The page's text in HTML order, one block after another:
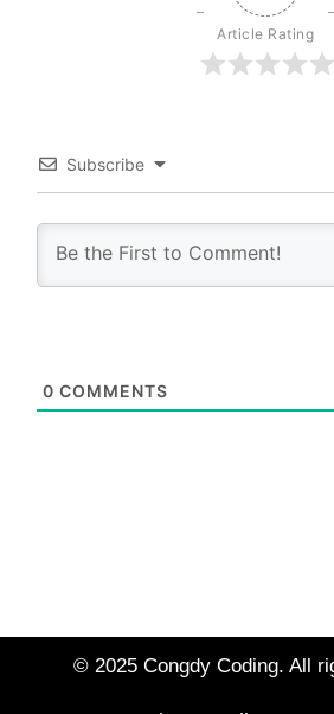
Article Rating
Subscribe
0 COMMENTS
© 2025 Congdy Coding. All